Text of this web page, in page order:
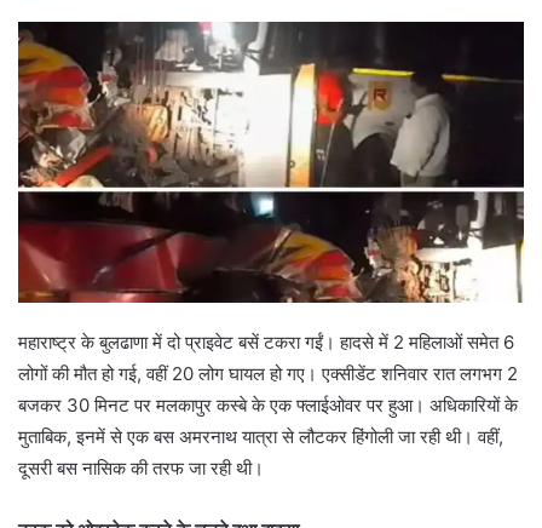
महाराष्ट्र के बुलढाणा में दो प्राइवेट बसें टकरा गईं। हादसे में 2 महिलाओं समेत 6
लोगों की मौत हो गई, वहीं 20 लोग घायल हो गए। एक्सीडेंट शनिवार रात लगभग 2
बजकर 30 मिनट पर मलकापुर कस्बे के एक फ्लाईओवर पर हुआ। अधिकारियों के
मुताबिक, इनमें से एक बस अमरनाथ यात्रा से लौटकर हिंगोली जा रही थी। वहीं,
दूसरी बस नासिक की तरफ जा रही थी।